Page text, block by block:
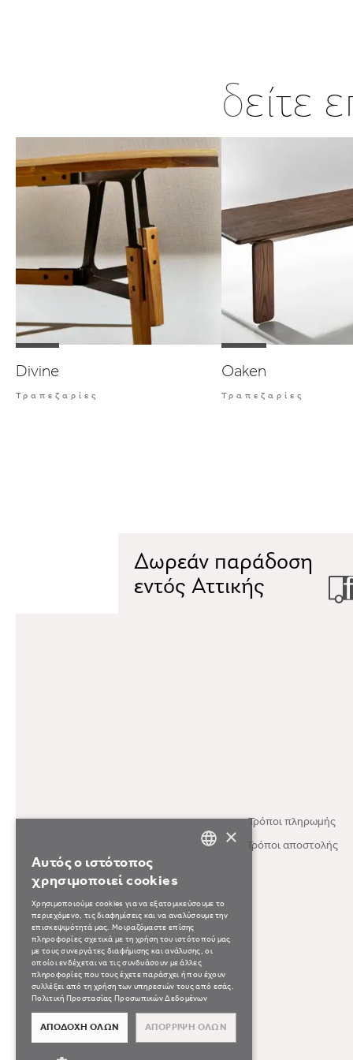
δείτε
Divine
Τραπεζαρίες
Oaken
Τραπεζαρίες
Δωρεάν παράδοση
εντός Αττικής
Τρόποι πληρωμής
Τρόποι αποστολής
×
Αυτός ο ιστότοπος
χρησιμοποιεί cookies
Χρησιμοποιούμε cookies για να εξατομικεύσουμε το
περιεχόμενο, τις διαφημίσεις και να αναλύσουμε την
επισκεψιμότητά μας. Μοιραζόμαστε επίσης
πληροφορίες σχετικά με τη χρήση του ιστότοπού μας
με τους συνεργάτες διαφήμισης και ανάλυσης, οι
οποίοι ενδέχεται να τις συνδυάσουν με άλλες
πληροφορίες που τους έχετε παράσχει ή που έχουν
συλλέξει από τη χρήση των υπηρεσιών τους από εσάς.
Πολιτική Προστασίας Προσωπικών Δεδομένων
ΑΠΟΔΟΧΉ ΌΛΩΝ
ΑΠΌΡΡΙΨΗ ΌΛΩΝ